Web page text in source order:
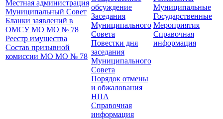
Местная администрация
Муниципальный Совет
Бланки заявлений в
ОМСУ МО МО № 78
Реестр имущества
Состав призывной
комиссии МО МО № 78
обсуждение
Заседания
Муниципального
Совета
Повестки дня
заседания
Муниципального
Совета
Порядок отмены
и обжалования
НПА
Справочная
информация
Муниципальные
Государственные
Мероприятия
Справочная
информация